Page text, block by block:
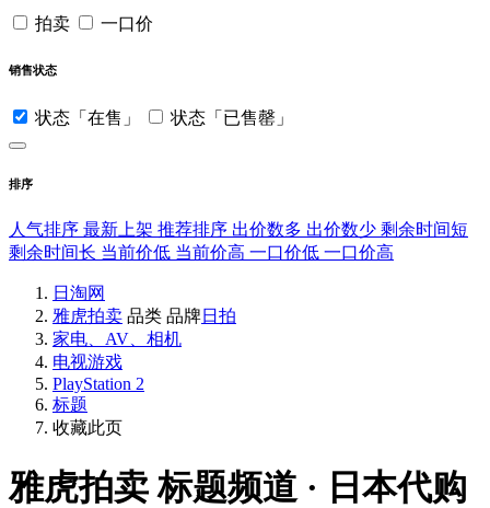
拍卖 一口价
销售状态
状态「在售」 状态「已售罄」
排序
人气排序 最新上架 推荐排序 出价数多 出价数少 剩余时间短
剩余时间长 当前价低 当前价高 一口价低 一口价高
日淘网
雅虎拍卖 品类 品牌日拍
家电、AV、相机
电视游戏
PlayStation 2
标题
收藏此页
雅虎拍卖标题频道 · 日本代购